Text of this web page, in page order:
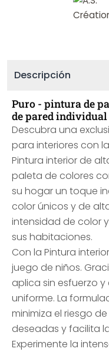
Descripción
Puro - pintura de
de pared individual
Descubra una
para interiores con la
Pintura interior de
paleta de colores
su hogar un toque
color únicos y de
intensidad de color
sus habitaciones.
Con la Pintura
juego de niños.
aplica sin esfuerzo
uniforme. La
minimiza el riesgo
deseadas y facilita
Experimente la